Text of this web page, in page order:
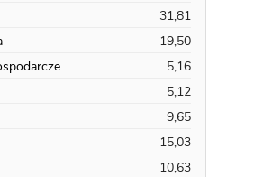
31,81
19,50
5,16
5,12
9,65
15,03
10,63